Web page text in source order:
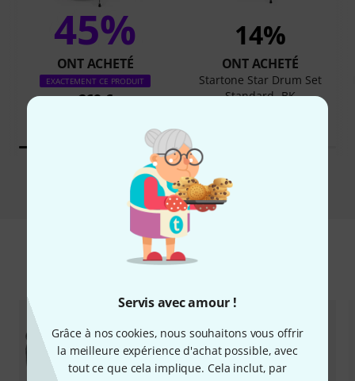
Servis avec amour !
Grâce à nos cookies, nous souhaitons vous offrir
la meilleure expérience d'achat possible, avec
tout ce que cela implique. Cela inclut, par
45%
ONT ACHETÉ
EXACTEMENT CE PRODUIT
269 €
14%
ONT ACHETÉ
Startone Star Drum Set
Standard -BK
Comparer
Accessoires & articles appropriés